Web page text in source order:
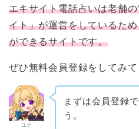
エキサイト電話占いは老舗
イト」が運営をしているた
ができるサイトです。
ぜひ無料会員登録をしてみて
ユナ
まずは会員登録
う。